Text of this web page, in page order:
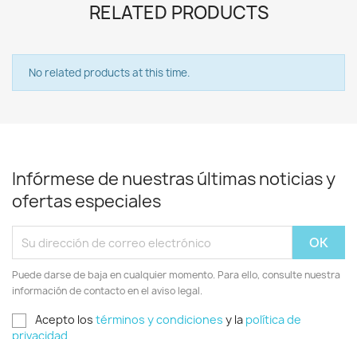
RELATED PRODUCTS
No related products at this time.
Infórmese de nuestras últimas noticias y
ofertas especiales
Puede darse de baja en cualquier momento. Para ello, consulte nuestra
información de contacto en el aviso legal.
Acepto los términos y condiciones y la política de
privacidad